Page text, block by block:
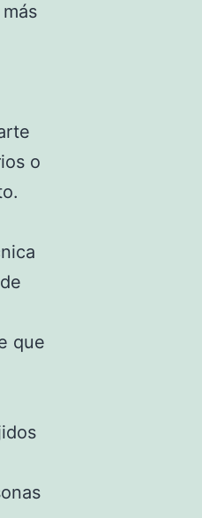
o
que